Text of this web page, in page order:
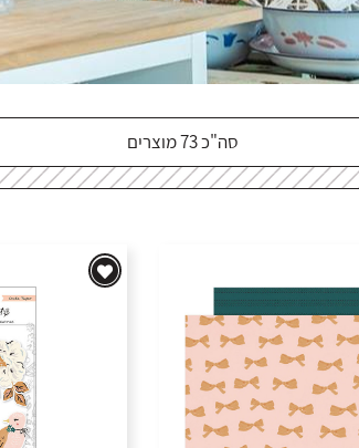
סה"כ 73 מוצרים